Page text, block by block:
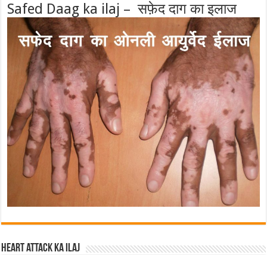
Safed Daag ka ilaj – सफ़ेद दाग का इलाज
Heart attack ka ilaj